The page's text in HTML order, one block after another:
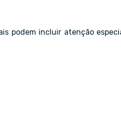
podem incluir atenção